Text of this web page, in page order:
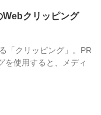
Webクリッピング
「クリッピング」。PR
を使用すると、メディ